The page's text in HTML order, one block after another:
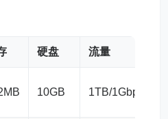
硬盘 流量
10GB 1TB/1Gbps